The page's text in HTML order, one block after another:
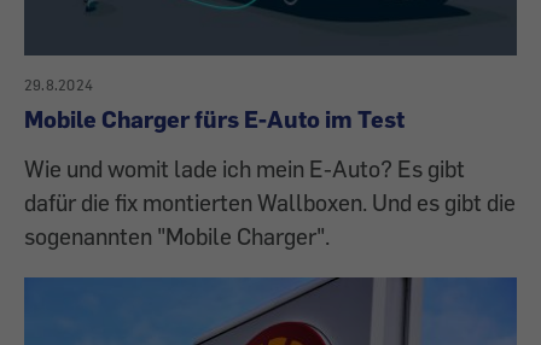
29.8.2024
Mobile Charger fürs E-Auto im Test
Wie und womit lade ich mein E-Auto? Es gibt
dafür die fix montierten Wallboxen. Und es gibt die
sogenannten "Mobile Charger".